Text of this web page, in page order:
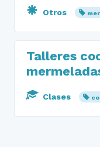
Otros
Talleres
Clases